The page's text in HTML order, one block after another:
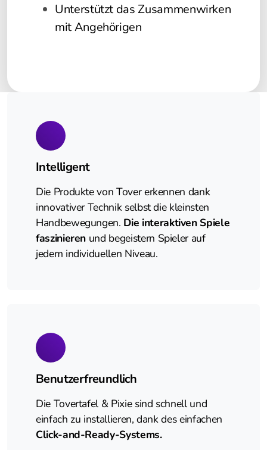
Unterstützt das Zusammenwirken
mit Angehörigen
Intelligent
Die Produkte von Tover erkennen dank
innovativer Technik selbst die kleinsten
Handbewegungen. Die interaktiven Spiele
faszinieren und begeistern Spieler auf
jedem individuellen Niveau.
Benutzerfreundlich
Die Tovertafel & Pixie sind schnell und
einfach zu installieren, dank des einfachen
Click-and-Ready-Systems.